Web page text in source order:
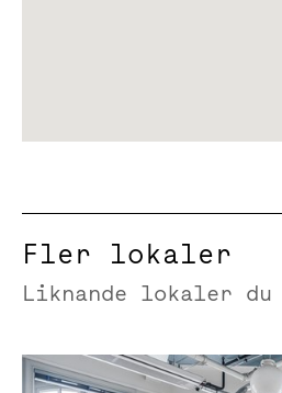
Fler lokaler
Liknande lokaler
Storgatan 19 | 415 Kvm